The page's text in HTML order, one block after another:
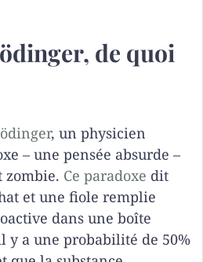
de quoi
, un physicien
– une pensée absurde –
zombie. Ce paradoxe dit
et une fiole remplie
dans une boîte
y a une probabilité de 50%